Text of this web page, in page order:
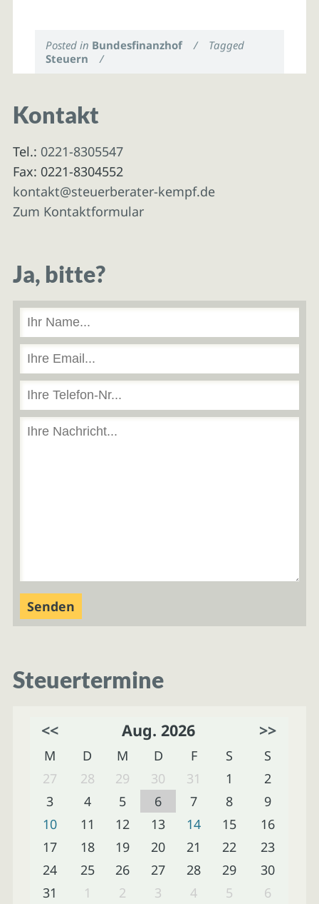
Posted in Bundesfinanzhof /
Tagged
Steuern
/
Kontakt
Tel.: 0221-8305547
Fax: 0221-8304552
kontakt@steuerberater-kempf.de
Zum Kontaktformular
Ja, bitte?
Steuertermine
<< Aug. 2026 >>
M D M D F S
S
27
28 29 30 31 1
2
3
4 5 6 7 8
9
10
11 12 13 14 15
16
17
18 19 20 21 22
23
24
25 26 27 28 29
30
31
1 2 3 4 5 6